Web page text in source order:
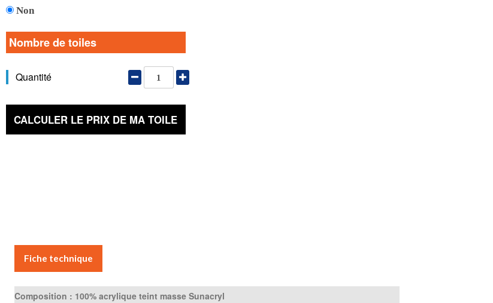
Non
Nombre de toiles
Quantité
CALCULER LE PRIX DE MA TOILE
Fiche technique
Composition : 100% acrylique teint masse Sunacryl